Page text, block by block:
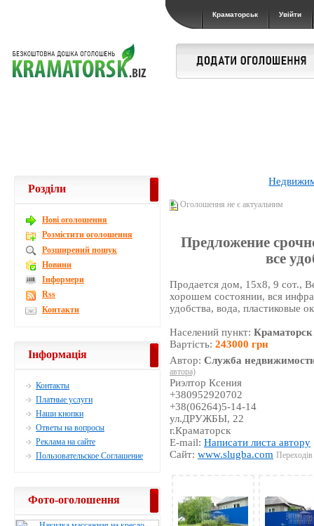
Краматорськ Увійти
Оголошення не є актуальним
Предложение
все
Продается дом, 15х8, 9 сот.,
хорошем состоянии, вся
удобства, вода, пластиковые
Населений пункт:Краматорск
Вартість:243000 грн
Автор:Служба
автора)
Риэлтор Ксения
+380952920702
+38(06264)5-14-14
ул.ДРУЖБЫ, 22
г.Краматорск
E-mail:Написати листа автору
Сайт:www.slugba.com
Розділи
Новi оголошення
Розмістити оголошення
Розширений пошук
Новини
Інформери
Rss
Контакти
Інформація
Контакты
Платные услуги
Наши кнопки
Ответы на вопросы
Реклама на сайте
Пользовательское Соглашение
Фото-оголошення